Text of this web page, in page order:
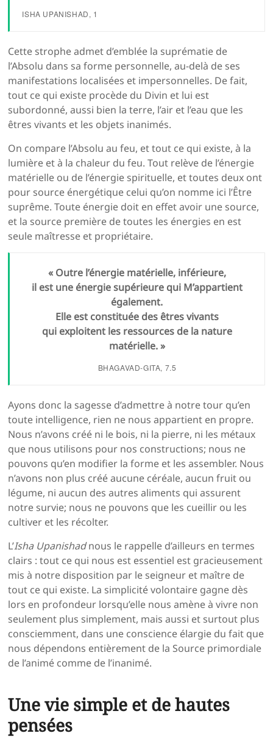
ISHA UPANISHAD, 1
Cette strophe admet d’emblée la suprématie de
l’Absolu dans sa forme personnelle, au-delà de ses
manifestations localisées et impersonnelles. De fait,
tout ce qui existe procède du Divin et lui est
subordonné, aussi bien la terre, l’air et l’eau que les
êtres vivants et les objets inanimés.
On compare l’Absolu au feu, et tout ce qui existe, à la
lumière et à la chaleur du feu. Tout relève de l’énergie
matérielle ou de l’énergie spirituelle, et toutes deux ont
pour source énergétique celui qu’on nomme ici l’Être
suprême. Toute énergie doit en effet avoir une source,
et la source première de toutes les énergies en est
seule maîtresse et propriétaire.
« Outre l’énergie matérielle, inférieure,
il est une énergie supérieure qui M’appartient
également.
Elle est constituée des êtres vivants
qui exploitent les ressources de la nature
matérielle. »
BHAGAVAD-GITA, 7.5
Ayons donc la sagesse d’admettre à notre tour qu’en
toute intelligence, rien ne nous appartient en propre.
Nous n’avons créé ni le bois, ni la pierre, ni les métaux
que nous utilisons pour nos constructions; nous ne
pouvons qu’en modifier la forme et les assembler. Nous
n’avons non plus créé aucune céréale, aucun fruit ou
légume, ni aucun des autres aliments qui assurent
notre survie; nous ne pouvons que les cueillir ou les
cultiver et les récolter.
L’Isha Upanishadnous le rappelle d’ailleurs en termes
clairs : tout ce qui nous est essentiel est gracieusement
mis à notre disposition par le seigneur et maître de
tout ce qui existe. La simplicité volontaire gagne dès
lors en profondeur lorsqu’elle nous amène à vivre non
seulement plus simplement, mais aussi et surtout plus
consciemment, dans une conscience élargie du fait que
nous dépendons entièrement de la Source primordiale
de l’animé comme de l’inanimé.
Une vie simple et de hautes
pensées